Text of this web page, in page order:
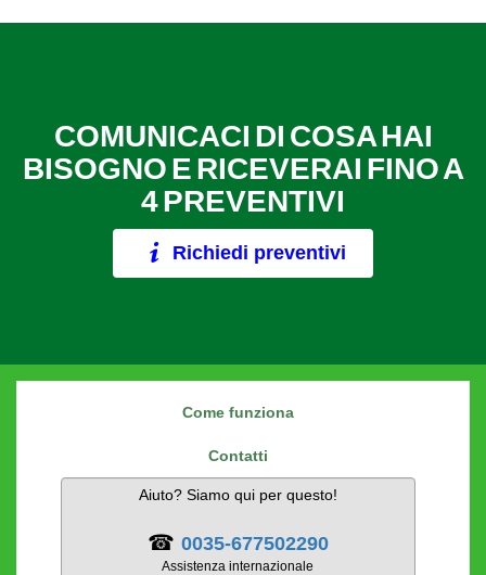
COMUNICACI DI COSA HAI
BISOGNO E RICEVERAI FINO A
4 PREVENTIVI
Richiedi preventivi
Come funziona
Contatti
Aiuto? Siamo qui per questo!
☎ 0035-677502290
Assistenza internazionale